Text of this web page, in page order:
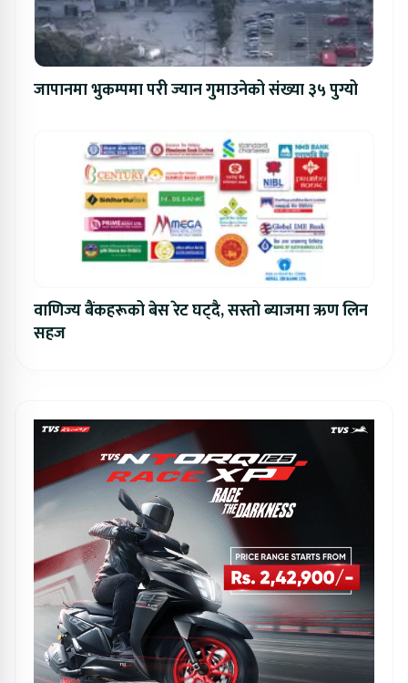
जापानमा भुकम्पमा परी ज्यान गुमाउनेको संख्या ३५ पुग्यो
वाणिज्य बैंकहरूको बेस रेट घट्दै, सस्तो ब्याजमा ऋण लिन
सहज